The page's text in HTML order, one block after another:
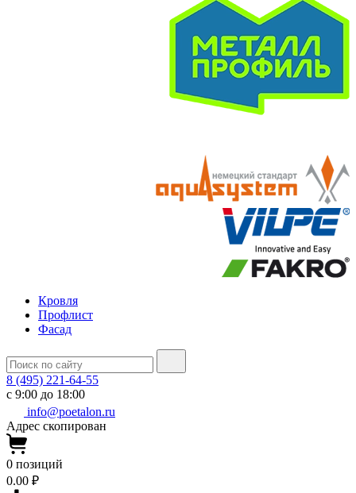
Кровля
Профлист
Фасад
8 (495) 221-64-55
с 9:00 до 18:00
info@poetalon.ru
Адрес скопирован
0 позиций
0.00 ₽